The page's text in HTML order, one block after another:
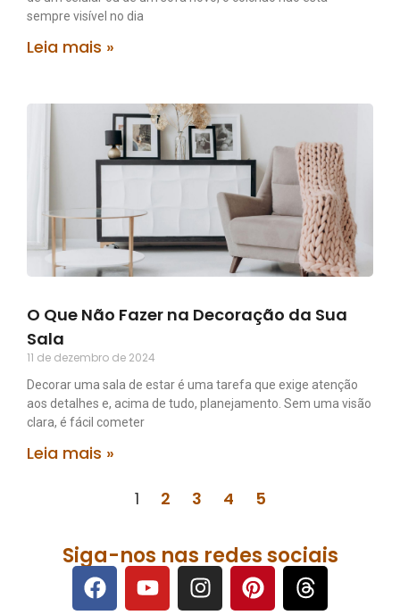
sempre visível no dia
Leia mais »
O Que Não Fazer na Decoração da Sua
Sala
11 de dezembro de 2024
Decorar uma sala de estar é uma tarefa que exige atenção
aos detalhes e, acima de tudo, planejamento. Sem uma visão
clara, é fácil cometer
Leia mais »
1 2 3 4 5
Siga-nos nas redes sociais